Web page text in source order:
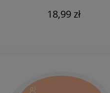
18,99 zł